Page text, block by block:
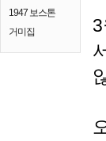
1947 보스톤
거미집